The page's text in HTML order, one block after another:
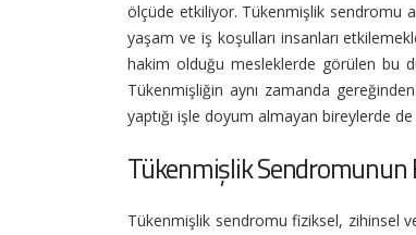
ölçüde etkiliyor. Tükenmişlik sendromu
yaşam ve iş koşulları insanları
hakim olduğu mesleklerde görülen bu
Tükenmişliğin aynı zamanda
yaptığı işle doyum almayan bireylerde
Tükenmişlik Sendromunun
Tükenmişlik sendromu fiziksel, zihinsel